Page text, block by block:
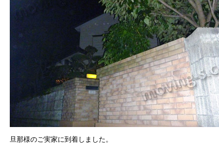
旦那様のご実家に到着しました。